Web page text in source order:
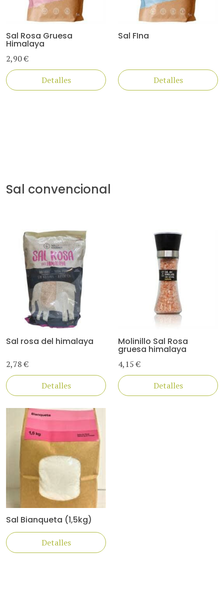
Sal Rosa Gruesa
Himalaya
2,90 €
Detalles
Sal FIna
Detalles
Sal convencional
Sal rosa del himalaya
2,78 €
Detalles
Molinillo Sal Rosa
gruesa himalaya
4,15 €
Detalles
Sal Bianqueta (1,5kg)
Detalles